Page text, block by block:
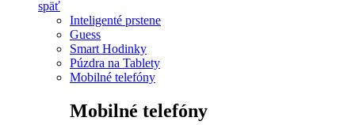
späť
Inteligenté prstene
Guess
Smart Hodinky
Púzdra na Tablety
Mobilné telefóny
Mobilné telefóny